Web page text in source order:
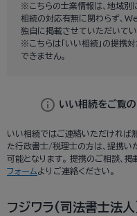
※こちらの士業情報は、地域別
相続の対応有無に関わらず、
独自に掲載させていただいてい
※こちらは「いい相続」の提携
できません。
info いい相続をご覧
いい相続ではご連絡いただければ
た行政書士/税理士の方は、提携い
可能となります。 提携のご相談、掲
フォームよりご連絡ください。
フジワラ(司法書士法人